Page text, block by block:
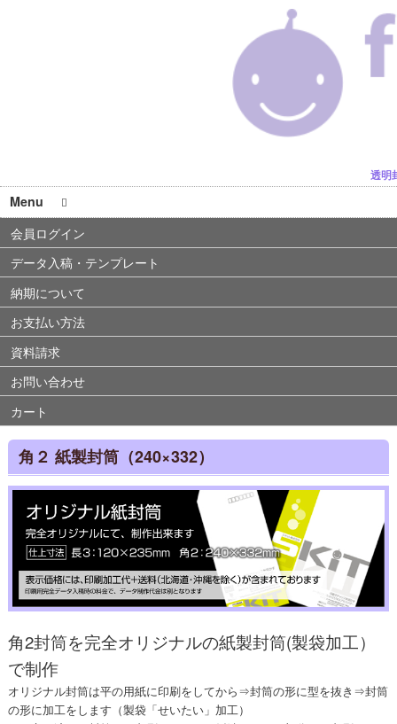
透明
Menu
会員ログイン
データ入稿・テンプレート
納期について
お支払い方法
資料請求
お問い合わせ
カート
角２ 紙製封筒（240×332）
角2封筒を完全オリジナルの紙製封筒(製袋加工）
で制作
オリジナル封筒は平の用紙に印刷をしてから⇒封筒の形に型を抜き⇒封筒
の形に加工をします（製袋「せいたい」加工）